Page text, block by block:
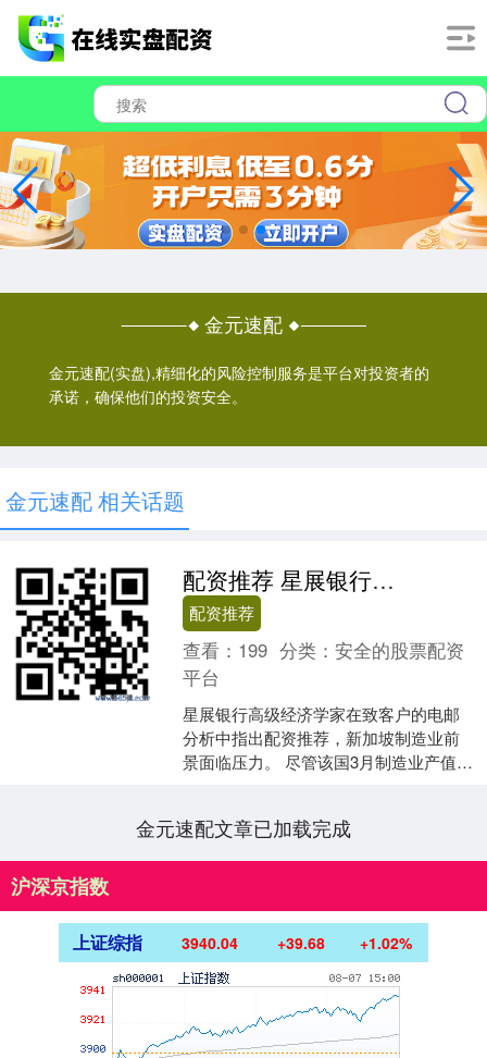
金元速配
金元速配(实盘),精细化的风险控制服务是平台对投资者的
承诺，确保他们的投资安全。
金元速配 相关话题
配资推荐 星展银行：新加坡制造业下半年景气或转弱
配资推荐
查看： 199 分类：安全的股票配资
平台
星展银行高级经济学家在致客户的电邮
分析中指出配资推荐，新加坡制造业前
景面临压力。 尽管该国3月制造业产值同
金元速配文章已加载完成
沪深京指数
上证综指 3940.04 +39.68 +1.02%